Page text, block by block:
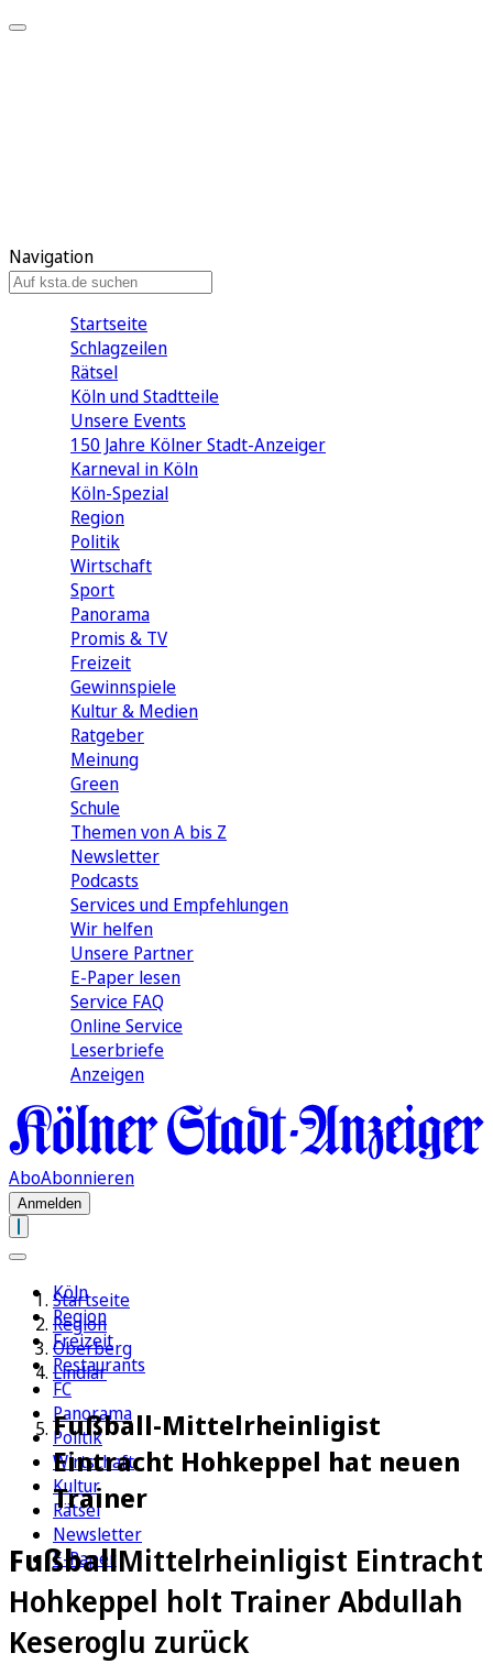
Navigation
Startseite
Schlagzeilen
Rätsel
Köln und Stadtteile
Unsere Events
150 Jahre Kölner Stadt-Anzeiger
Karneval in Köln
Köln-Spezial
Region
Politik
Wirtschaft
Sport
Panorama
Promis & TV
Freizeit
Gewinnspiele
Kultur & Medien
Ratgeber
Meinung
Green
Schule
Themen von A bis Z
Newsletter
Podcasts
Services und Empfehlungen
Wir helfen
Unsere Partner
E-Paper lesen
Service FAQ
Online Service
Leserbriefe
Anzeigen
AboAbonnieren
Anmelden
Köln
Region
Freizeit
Restaurants
FC
Panorama
Politik
Wirtschaft
Kultur
Rätsel
Newsletter
E-Paper
Startseite
Region
Oberberg
Lindlar
Fußball-Mittelrheinligist
Eintracht Hohkeppel hat neuen
Trainer
FußballMittelrheinligist Eintracht
Hohkeppel holt Trainer Abdullah
Keseroglu zurück